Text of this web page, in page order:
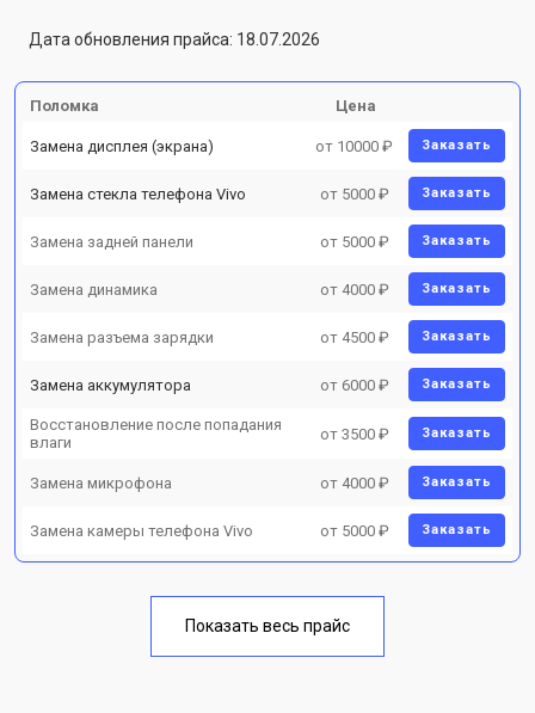
Дата обновления прайса: 18.07.2026
Поломка Цена
Замена дисплея (экрана) от 10000 ₽ Заказать
Замена стекла телефона Vivo от 5000 ₽ Заказать
Замена задней панели от 5000 ₽ Заказать
Замена динамика от 4000 ₽ Заказать
Замена разъема зарядки от 4500 ₽ Заказать
Замена аккумулятора от 6000 ₽ Заказать
Восстановление после попадания
влаги
от 3500 ₽ Заказать
Замена микрофона от 4000 ₽ Заказать
Замена камеры телефона Vivo от 5000 ₽ Заказать
Показать весь прайс